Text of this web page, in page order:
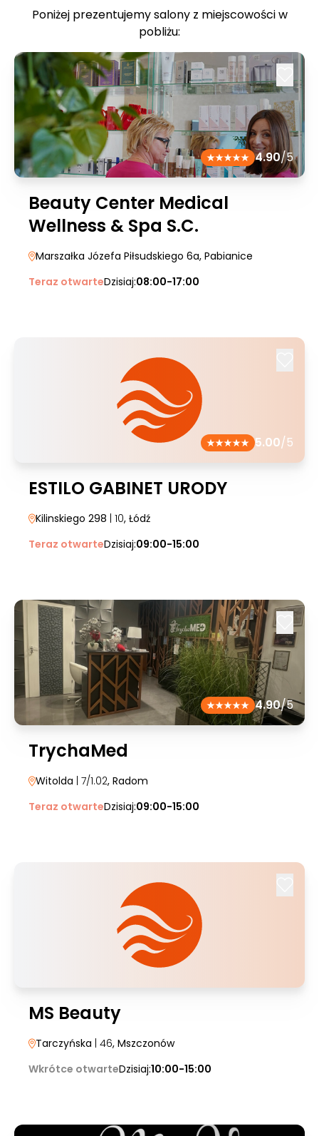
Poniżej prezentujemy salony z miejscowości w
pobliżu:
4.90/5
Beauty Center Medical
Wellness & Spa S.C.
Marszałka Józefa Piłsudskiego 6a, Pabianice
Teraz otwarteDzisiaj:08:00-17:00
5.00/5
ESTILO GABINET URODY
Kilinskiego 298 | 10, Łódź
Teraz otwarteDzisiaj:09:00-15:00
4.90/5
TrychaMed
Witolda | 7/1.02, Radom
Teraz otwarteDzisiaj:09:00-15:00
MS Beauty
Tarczyńska | 46, Mszczonów
Wkrótce otwarteDzisiaj:10:00-15:00